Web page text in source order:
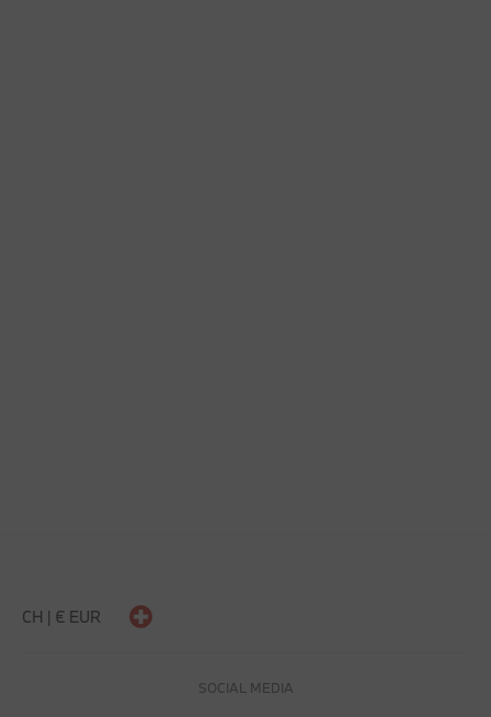
CH | € EUR
SOCIAL MEDIA